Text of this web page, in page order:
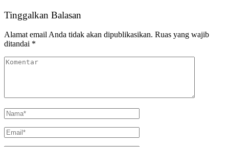
Tinggalkan Balasan
Alamat email Anda tidak akan dipublikasikan. Ruas yang wajib
ditandai *